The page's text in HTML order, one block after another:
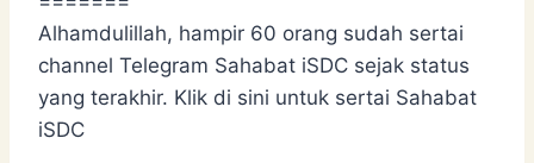
Alhamdulillah, hampir 60 orang sudah sertai
channel Telegram Sahabat iSDC sejak status
yang terakhir. Klik di sini untuk sertai Sahabat
iSDC